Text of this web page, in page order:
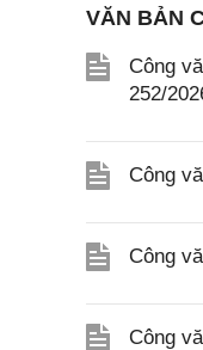
VĂN BẢN
Công
252/
Công
Công
Công